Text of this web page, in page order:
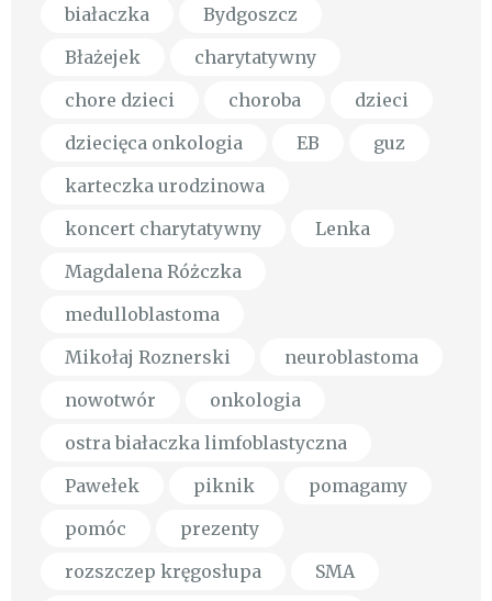
białaczka
Bydgoszcz
Błażejek
charytatywny
chore dzieci
choroba
dzieci
dziecięca onkologia
EB
guz
karteczka urodzinowa
koncert charytatywny
Lenka
Magdalena Różczka
medulloblastoma
Mikołaj Roznerski
neuroblastoma
nowotwór
onkologia
ostra białaczka limfoblastyczna
Pawełek
piknik
pomagamy
pomóc
prezenty
rozszczep kręgosłupa
SMA